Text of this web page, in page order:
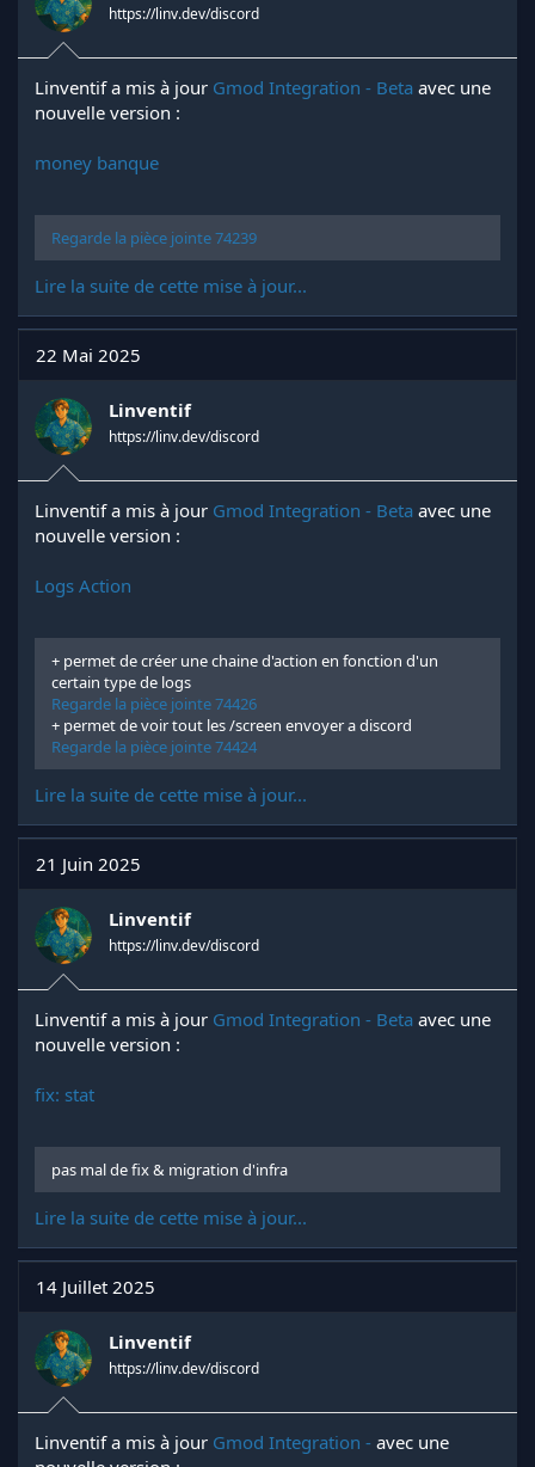
https://linv.dev/discord
Linventif a mis à jour Gmod Integration - Beta avec une
nouvelle version :
money banque
Regarde la pièce jointe 74239
Lire la suite de cette mise à jour...
22 Mai 2025
Linventif
https://linv.dev/discord
Linventif a mis à jour Gmod Integration - Beta avec une
nouvelle version :
Logs Action
+ permet de créer une chaine d'action en fonction d'un
certain type de logs
Regarde la pièce jointe 74426
+ permet de voir tout les /screen envoyer a discord
Regarde la pièce jointe 74424
Lire la suite de cette mise à jour...
21 Juin 2025
Linventif
https://linv.dev/discord
Linventif a mis à jour Gmod Integration - Beta avec une
nouvelle version :
fix: stat
pas mal de fix & migration d'infra
Lire la suite de cette mise à jour...
14 Juillet 2025
Linventif
https://linv.dev/discord
Linventif a mis à jour Gmod Integration - avec une